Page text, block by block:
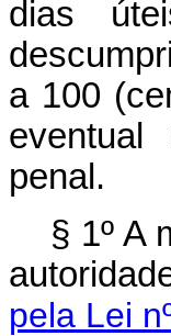
dias
a 100
eventual
penal.
§ 1º A
pela Lei